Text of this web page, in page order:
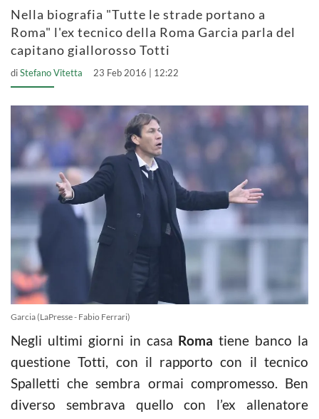
Nella biografia "Tutte le strade portano a
Roma" l'ex tecnico della Roma Garcia parla del
capitano giallorosso Totti
diStefano Vitetta 23 Feb 2016 | 12:22
Garcia (LaPresse - Fabio Ferrari)
Negli ultimi giorni in casa Romatiene banco la
questione Totti, con il rapporto con il tecnico
Spalletti che sembra ormai compromesso. Ben
diverso sembrava quello con l’ex allenatore